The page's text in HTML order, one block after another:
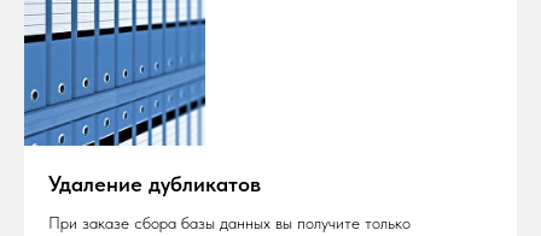
Удаление дубликатов
При заказе сбора базы данных вы получите только